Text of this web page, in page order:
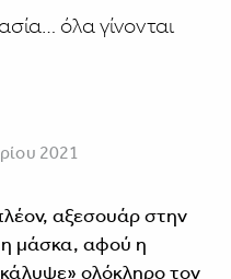
όλα γίνονται
2021
αξεσουάρ στην
η μάσκα, αφού η
ολόκληρο τον